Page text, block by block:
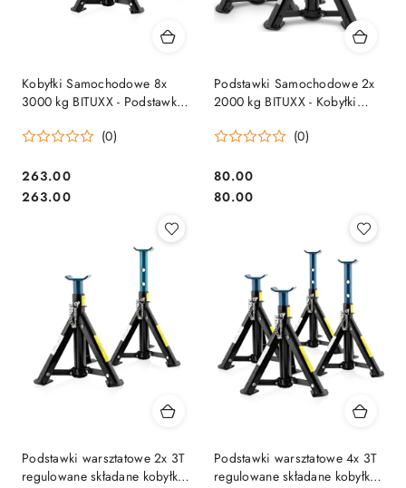
Kobyłki Samochodowe 8x
3000 kg BITUXX - Podstawki
Składane PRO (0)
Cena:
263.00
Cena:
263.00
Podstawki Samochodowe 2x
2000 kg BITUXX - Kobyłki
Składane
(0)
Cena:
80.00
Cena:
80.00
Podstawki warsztatowe 2x 3T
regulowane składane kobyłki
Podstawki warsztatowe 4x 3T
regulowane składane kobyłki